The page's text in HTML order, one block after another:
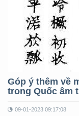
Góp ý thêm về
trong Quốc âm
09-01-2023 09:17:08